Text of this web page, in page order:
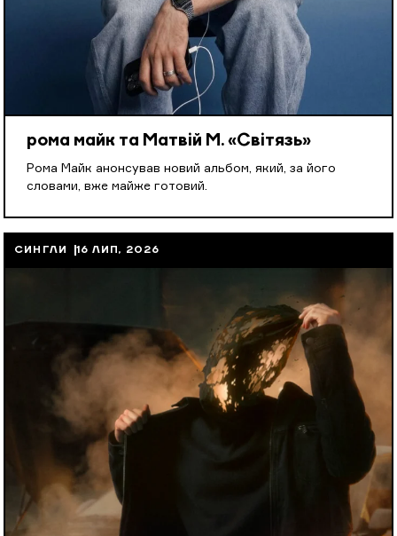
рома майк та Матвій М. «Світязь»
Рома Майк анонсував новий альбом, який, за його
словами, вже майже готовий.
СИНГЛИ 16 ЛИП, 2026